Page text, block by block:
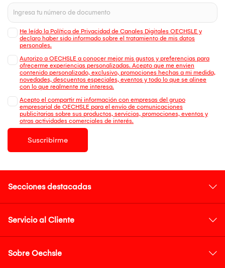
He leído la Política de Privacidad de Canales Digitales OECHSLE y
declaro haber sido informado sobre el tratamiento de mis datos
personales.
Autorizo a OECHSLE a conocer mejor mis gustos y preferencias para
ofrecerme experiencias personalizadas. Acepto que me envien
contenido personalizado, exclusivo, promociones hechas a mi medida,
novedades, descuentos especiales, eventos y todo lo que se alinee
con lo que realmente me interesa.
Acepto el compartir mi información con empresas del grupo
empresarial de OECHSLE para el envío de comunicaciones
publicitarias sobre sus productos, servicios, promociones, eventos y
otras actividades comerciales de interés.
Suscribirme
Secciones destacadas
Servicio al Cliente
Sobre Oechsle